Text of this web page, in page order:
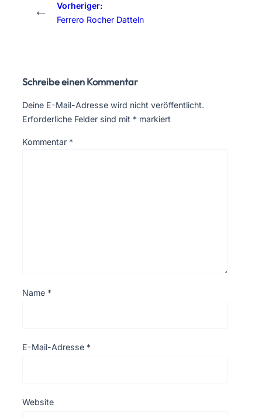
←
Vorheriger:
Ferrero Rocher Datteln
Schreibe einen Kommentar
Deine E-Mail-Adresse wird nicht veröffentlicht.
Erforderliche Felder sind mit * markiert
Kommentar *
Name *
E-Mail-Adresse *
Website